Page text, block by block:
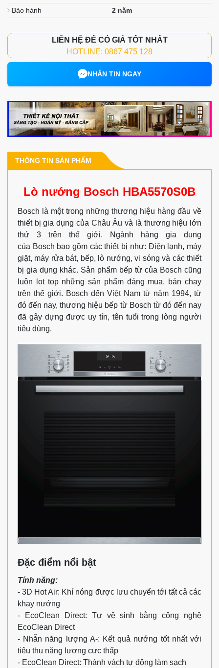
Bảo hành
2 năm
LIÊN HỆ ĐỂ CÓ GIÁ TỐT NHẤT
HOTLINE: 0867 475 128
NHẮN TIN NGAY
THÔNG TIN SẢN PHẨM
Lò nướng Bosch HBA5570S0B
Bosch là một trong những thương hiệu hàng đầu về
thiết bị gia dụng của Châu Âu và là thương hiệu lớn
thứ 3 trên thế giới. Ngành hàng gia dụng
của Bosch bao gồm các thiết bị như: Điện lạnh, máy
giặt, máy rửa bát, bếp, lò nướng, vi sóng và các thiết
bị gia dụng khác. Sản phẩm bếp từ của Bosch cũng
luôn lọt top những sản phẩm đáng mua, bán chạy
trên thế giới. Bosch đến Việt Nam từ năm 1994, từ
đó đến nay, thương hiệu bếp từ Bosch từ đó đến nay
đã gây dựng được uy tín, tên tuổi trong lòng người
tiêu dùng.
Đặc điểm nổi bật
Tính năng:
- 3D Hot Air: Khí nóng được lưu chuyển tới tất cả các
khay nướng
- EcoClean Direct: Tự vệ sinh bằng công nghệ
EcoClean Direct
- Nhẵn năng lượng A-: Kết quả nướng tốt nhất với
tiêu thụ năng lượng cực thấp
- EcoClean Direct: Thành vách tự động làm sạch